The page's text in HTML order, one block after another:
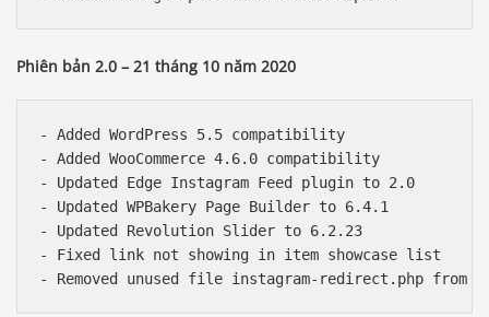
Phiên bản 2.0 – 21 tháng 10 năm 2020
- Added WordPress 5.5 compatibility
- Added WooCommerce 4.6.0 compatibility
- Updated Edge Instagram Feed plugin to 2.0
- Updated WPBakery Page Builder to 6.4.1
- Updated Revolution Slider to 6.2.23
- Fixed link not showing in item showcase list